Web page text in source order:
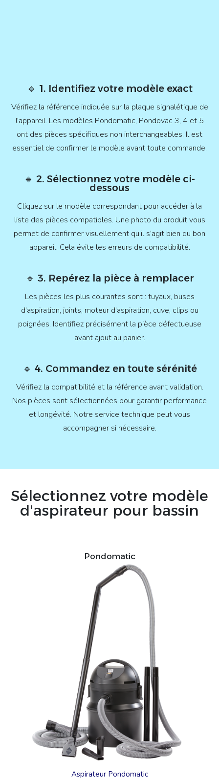
🔹 1. Identifiez votre modèle exact
Vérifiez la référence indiquée sur la plaque signalétique de
l’appareil. Les modèles Pondomatic, Pondovac 3, 4 et 5
ont des pièces spécifiques non interchangeables. Il est
essentiel de confirmer le modèle avant toute commande.
🔹 2. Sélectionnez votre modèle ci-
dessous
Cliquez sur le modèle correspondant pour accéder à la
liste des pièces compatibles. Une photo du produit vous
permet de confirmer visuellement qu’il s’agit bien du bon
appareil. Cela évite les erreurs de compatibilité.
🔹 3. Repérez la pièce à remplacer
Les pièces les plus courantes sont : tuyaux, buses
d’aspiration, joints, moteur d’aspiration, cuve, clips ou
poignées. Identifiez précisément la pièce défectueuse
avant ajout au panier.
🔹 4. Commandez en toute sérénité
Vérifiez la compatibilité et la référence avant validation.
Nos pièces sont sélectionnées pour garantir performance
et longévité. Notre service technique peut vous
accompagner si nécessaire.
Sélectionnez votre modèle
d'aspirateur pour bassin
Pondomatic
Aspirateur Pondomatic